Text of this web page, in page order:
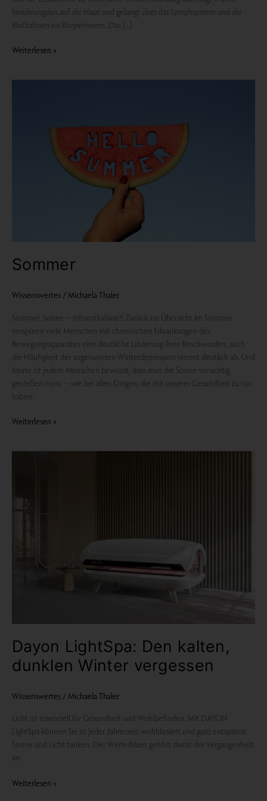
berührungslos auf die Haut und gelangt über das Lymphsystem und die
Blutbahnen ins Körperinnere. Das […]
Weiterlesen »
Sommer
Wissenswertes / Michaela Thaler
Sommer, Sonne – Infrarotkabine?! Zurück zur Übersicht Im Sommer
verspüren viele Menschen mit chronischen Erkrankungen des
Bewegungsapparates eine deutliche Linderung ihrer Beschwerden, auch
die Häufigkeit der sogenannten Winterdepression nimmt deutlich ab. Und
heute ist jedem Menschen bewusst, dass man die Sonne vorsichtig
genießen muss – wie bei allen Dingen, die mit unserer Gesundheit zu tun
haben:
Weiterlesen »
Dayon LightSpa: Den kalten,
dunklen Winter vergessen
Wissenswertes / Michaela Thaler
Licht ist essenziell für Gesundheit und Wohlbefinden. Mit DAYON
LightSpa können Sie zu jeder Jahreszeit wohldosiert und ganz entspannt
Sonne und Licht tanken. Der Winterblues gehört damit der Vergangenheit
an.
kalten,
dunklen
Weiterlesen »